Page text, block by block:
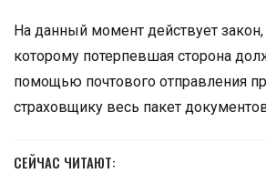
На данный момент действует закон,
которому потерпевшая сторона
помощью почтового отправления
страховщику весь пакет
СЕЙЧАС ЧИТАЮТ: